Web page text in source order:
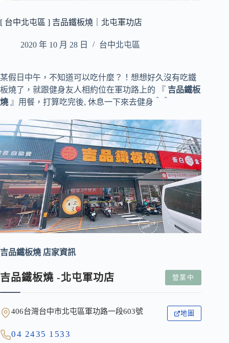
[ 台中北屯區 ] 吉品鐵板燒｜北屯軍功店
2020 年 10 月 28 日 台中北屯區
某假日中午，不知道可以吃什麼？！ 想想好久沒有吃鐵
板燒了， 就跟健身友人相約位在軍功路上的 『 吉品鐵板
燒 』用餐， 打算吃完後, 休息一下來去健身＾＾
吉品鐵板燒 店家資訊
吉品鐵板燒 -北屯軍功店 營業中
406台灣台中市北屯區軍功路一段603號 地圖
04 2435 1533